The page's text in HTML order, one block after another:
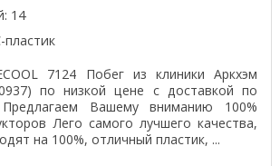
14
7124 Побег из клиники Аркхэм
по низкой цене с доставкой по
Вашему вниманию 100%
Лего самого лучшего качества,
на 100%, отличный пластик, ...